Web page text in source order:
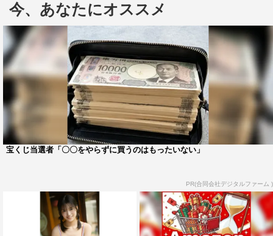
今、あなたにオススメ
宝くじ当選者「〇〇をやらずに買うのはもったいない」
PR(合同会社デジタルファーム )